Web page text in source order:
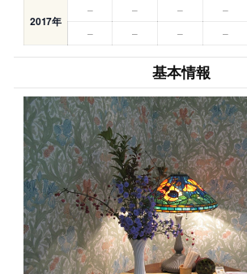
2017年
– – – –
–
– – –
基本情報